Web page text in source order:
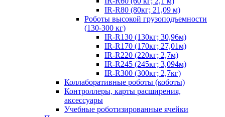
IR-R80 (80кг; 21,09 м)
Роботы высокой грузоподъемности
(130-300 кг)
IR-R130 (130кг; 30,96м)
IR-R170 (170кг; 27,01м)
IR-R220 (220кг; 2,7м)
IR-R245 (245кг; 3,094м)
IR-R300 (300кг; 2,7кг)
Коллаборативные роботы (коботы)
Контроллеры, карты расширения,
аксессуары
Учебные роботизированные ячейки